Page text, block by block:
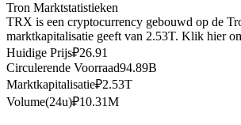
USDC-futures
Futures met USDC als onderpand
Tron Marktstatistieken
TRX is een cryptocurrency gebouwd op de
marktkapitalisatie geeft van 2.53T. Klik hier
Huidige Prijs₽26.91
Circulerende Voorraad94.89B
Marktkapitalisatie₽2.53T
Volume(24u)₽10.31M